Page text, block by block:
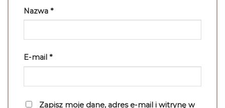
Nazwa *
E-mail *
Zapisz moje dane, adres e-mail i witrynę w